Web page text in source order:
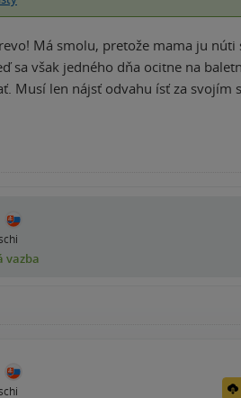
Má smolu, pretože mama ju
sa však jedného dňa ocitne na
Musí len nájsť odvahu ísť za svojím
vazba